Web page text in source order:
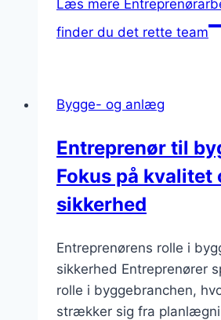
Læs mere
finder du det rette team
Bygge- og anlæg
Entreprenør til
Fokus på kvalitet
sikkerhed
Entreprenørens rolle i
sikkerhed Entreprenører
rolle i byggebranchen,
strækker sig fra